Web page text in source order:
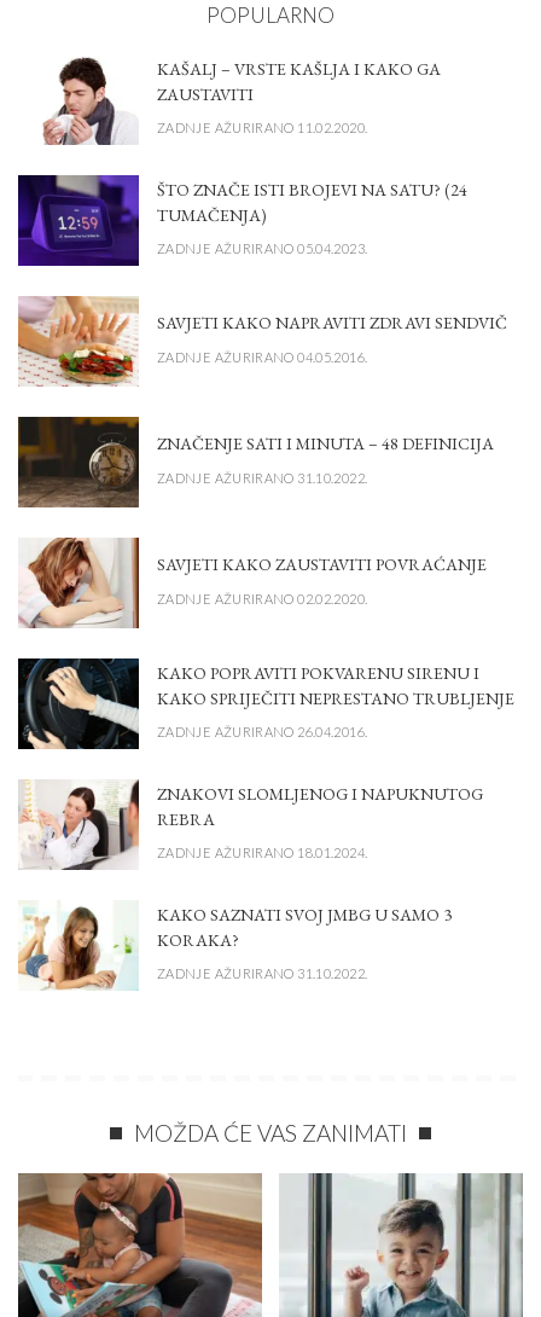
POPULARNO
KAŠALJ – VRSTE KAŠLJA I KAKO GA
ZAUSTAVITI
ZADNJE AŽURIRANO 11.02.2020.
ŠTO ZNAČE ISTI BROJEVI NA SATU? (24
TUMAČENJA)
ZADNJE AŽURIRANO 05.04.2023.
SAVJETI KAKO NAPRAVITI ZDRAVI SENDVIČ
ZADNJE AŽURIRANO 04.05.2016.
ZNAČENJE SATI I MINUTA – 48 DEFINICIJA
ZADNJE AŽURIRANO 31.10.2022.
SAVJETI KAKO ZAUSTAVITI POVRAĆANJE
ZADNJE AŽURIRANO 02.02.2020.
KAKO POPRAVITI POKVARENU SIRENU I
KAKO SPRIJEČITI NEPRESTANO TRUBLJENJE
ZADNJE AŽURIRANO 26.04.2016.
ZNAKOVI SLOMLJENOG I NAPUKNUTOG
REBRA
ZADNJE AŽURIRANO 18.01.2024.
KAKO SAZNATI SVOJ JMBG U SAMO 3
KORAKA?
ZADNJE AŽURIRANO 31.10.2022.
MOŽDA ĆE VAS ZANIMATI